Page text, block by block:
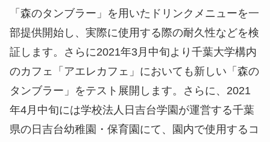
「森のタンブラー」を用いたドリンクメニューを一
部提供開始し、実際に使用する際の耐久性などを検
証します。さらに2021年3月中旬より千葉大学構内
のカフェ「アエレカフェ」においても新しい「森の
タンブラー」をテスト展開します。さらに、2021
年4月中旬には学校法人日吉台学園が運営する千葉
県の日吉台幼稚園・保育園にて、園内で使用するコ